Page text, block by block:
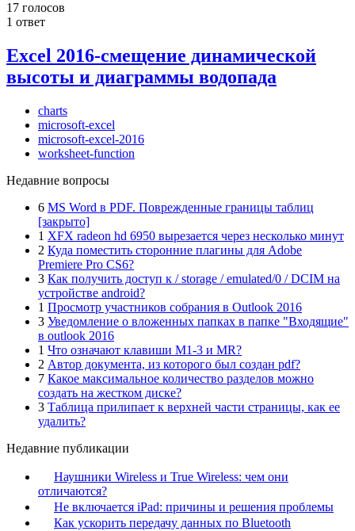
17 голосов
1 ответ
Excel 2016-смещение динамической
высоты и диаграммы водопада
charts
microsoft-excel
microsoft-excel-2016
worksheet-function
Недавние вопросы
6 MS Word в PDF. Поврежденные границы таблиц
[закрыто]
1 XFX radeon hd 6950 вырезается через несколько минут
2 Куда поместить сторонние плагины для Adobe
Premiere Pro CS6?
3 Как получить доступ к / storage / emulated/0 / DCIM на
устройстве android?
1 Просмотр участников собрания в Outlook 2016
3 Уведомление о вложенных папках в папке "Входящие"
в outlook 2016
1 Что означают клавиши M1-3 и MR?
2 Автор документа, из которого был создан pdf?
7 Какое максимальное количество разделов можно
создать на жестком диске?
3 Таблица прилипает к верхней части страницы, как ее
удалить?
Недавние публикации
Наушники Wireless и True Wireless: чем они
отличаются?
Не включается iPad: причины и решения проблемы
Как ускорить передачу данных по Bluetooth